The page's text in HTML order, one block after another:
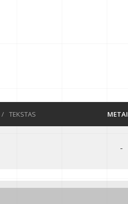
/ TEKSTAS METAI
-